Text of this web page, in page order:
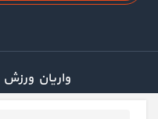
واریان ورزش